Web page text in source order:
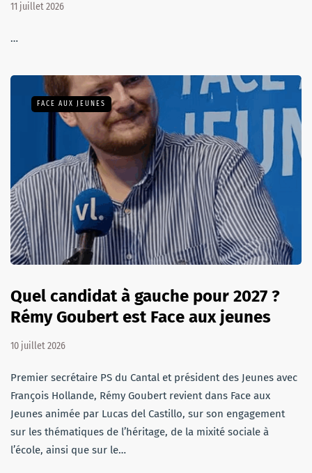
11 juillet 2026
…
FACE AUX JEUNES
Quel candidat à gauche pour 2027 ?
Rémy Goubert est Face aux jeunes
10 juillet 2026
Premier secrétaire PS du Cantal et président des Jeunes avec
François Hollande, Rémy Goubert revient dans Face aux
Jeunes animée par Lucas del Castillo, sur son engagement
sur les thématiques de l’héritage, de la mixité sociale à
l’école, ainsi que sur le…